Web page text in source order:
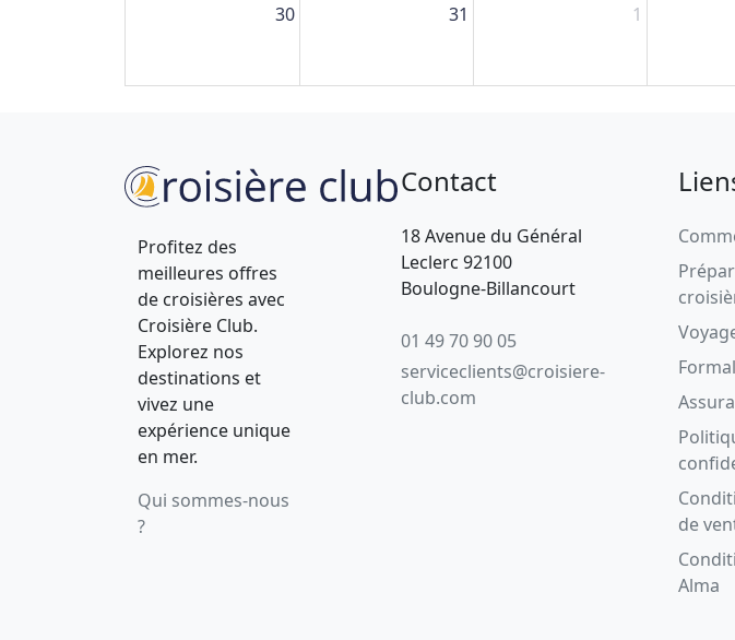
30 31 1
Profitez des
meilleures offres
de croisières avec
Croisière Club.
Explorez nos
destinations et
vivez une
expérience unique
en mer.
Qui sommes-nous
?
Contact
18 Avenue du Général
Leclerc 92100
Boulogne-Billancourt
01 49 70 90 05
serviceclients@croisiere-
club.com
de
Alma